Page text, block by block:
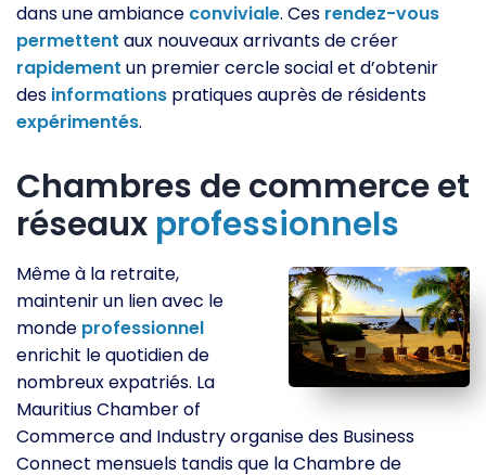
dans une ambiance conviviale. Ces rendez-vous
permettent aux nouveaux arrivants de créer
rapidement un premier cercle social et d’obtenir
des informations pratiques auprès de résidents
expérimentés.
Chambres de commerce et
réseaux professionnels
Même à la retraite,
maintenir un lien avec le
monde professionnel
enrichit le quotidien de
nombreux expatriés. La
Mauritius Chamber of
Commerce and Industry organise des Business
Connect mensuels tandis que la Chambre de